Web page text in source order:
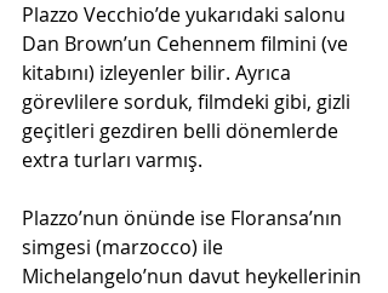
Plazzo Vecchio’de yukarıdaki salonu
Dan Brown’un Cehennem filmini (ve
kitabını) izleyenler bilir. Ayrıca
görevlilere sorduk, filmdeki gibi, gizli
geçitleri gezdiren belli dönemlerde
extra turları varmış.
Plazzo’nun önünde ise Floransa’nın
simgesi (marzocco) ile
Michelangelo’nun davut heykellerinin